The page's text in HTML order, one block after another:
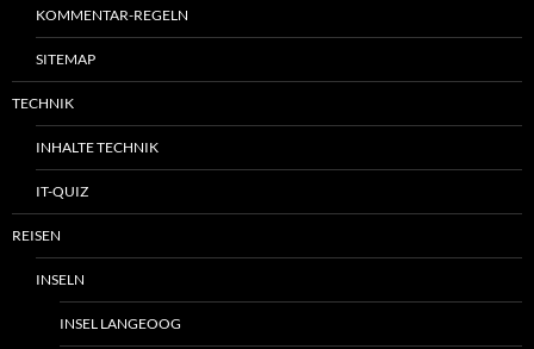
KOMMENTAR-REGELN
SITEMAP
TECHNIK
INHALTE TECHNIK
IT-QUIZ
REISEN
INSELN
INSEL LANGEOOG